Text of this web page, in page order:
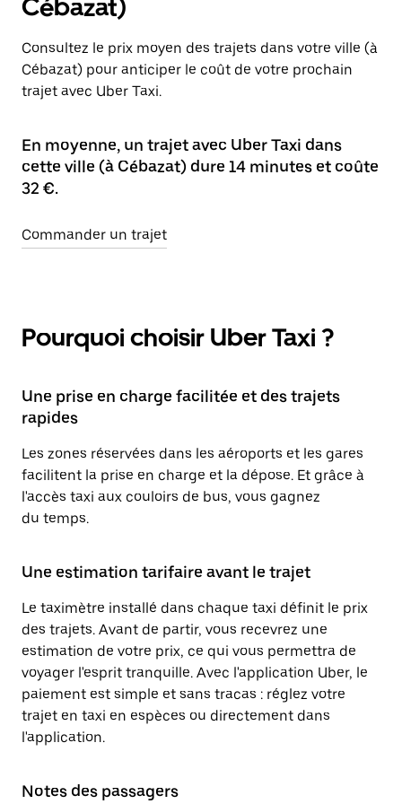
Cébazat)
Consultez le prix moyen des trajets dans votre ville (à
Cébazat) pour anticiper le coût de votre prochain
trajet avec Uber Taxi.
En moyenne, un trajet avec Uber Taxi dans
cette ville (à Cébazat) dure 14 minutes et coûte
32 €.
Commander un trajet
Pourquoi choisir Uber Taxi ?
Une prise en charge facilitée et des trajets
rapides
Les zones réservées dans les aéroports et les gares
facilitent la prise en charge et la dépose. Et grâce à
l'accès taxi aux couloirs de bus, vous gagnez
du temps.
Une estimation tarifaire avant le trajet
Le taximètre installé dans chaque taxi définit le prix
des trajets. Avant de partir, vous recevrez une
estimation de votre prix, ce qui vous permettra de
voyager l'esprit tranquille. Avec l'application Uber, le
paiement est simple et sans tracas : réglez votre
trajet en taxi en espèces ou directement dans
l'application.
Notes des passagers